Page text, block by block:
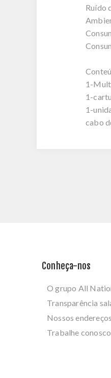
Ruído
1-
1-
1-
cabo
Conheça-nos
O grupo All
Transparência
Nossos endereços
Trabalhe conosco